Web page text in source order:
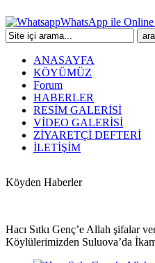
WhatsApp ile
ANASAYFA
KÖYÜMÜZ
Forum
HABERLER
RESİM GALERİSİ
VİDEO GALERİSİ
ZİYARETÇİ DEFTERİ
İLETİŞİM
Köyden Haberler
Hacı Sıtkı Genç’e Allah şifalar
Köylülerimizden Suluova’da